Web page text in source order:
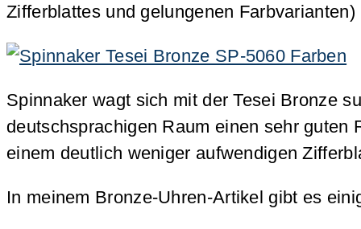
Zifferblattes und gelungenen
Spinnaker wagt sich mit der Tesei Bronze
deutschsprachigen Raum einen sehr
einem deutlich weniger aufwendigen
In meinem Bronze-Uhren-Artikel gibt es